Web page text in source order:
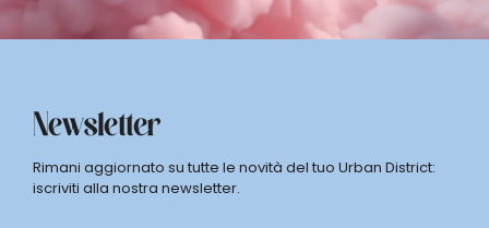
Newsletter
Rimani aggiornato su tutte le novità del tuo Urban District:
iscriviti alla nostra newsletter.